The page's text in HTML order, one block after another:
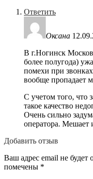
Ответить
Оксана
В г.Ногинск
более полугода)
помехи при
вообще пропадает
С учетом того, что
такое качество
Очень сильно
оператора. Мешает
Добавить отзыв
Ваш адрес email не будет
помечены *